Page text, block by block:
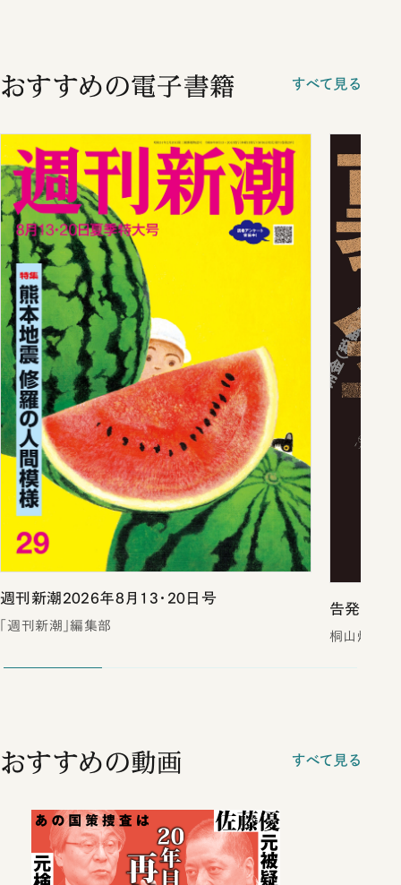
おすすめの電子書籍 すべて見る
週刊新潮2026年8月13・20日号
「週刊新潮」編集部
告発 裏
桐山煌／著
おすすめの動画 すべて見る